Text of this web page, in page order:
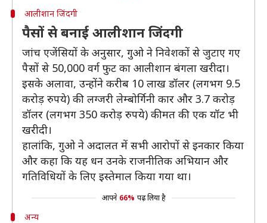
आलीशान जिंदगी
पैसों से बनाई आलीशान जिंदगी
जांच एजेंसियों के अनुसार, गुओ ने निवेशकों से जुटाए गए
पैसों से 50,000 वर्ग फुट का आलीशान बंगला खरीदा।
इसके अलावा, उन्होंने करीब 10 लाख डॉलर (लगभग 9.5
करोड़ रुपये) की लग्जरी लेम्बोर्गिनी कार और 3.7 करोड़
डॉलर (लगभग 350 करोड़ रुपये) कीमत की एक यॉट भी
खरीदी।
हालांकि, गुओ ने अदालत में सभी आरोपों से इनकार किया
और कहा कि यह धन उनके राजनीतिक अभियान और
गतिविधियों के लिए इस्तेमाल किया गया था।
आपने 66% पढ़ लिया है
अन्य